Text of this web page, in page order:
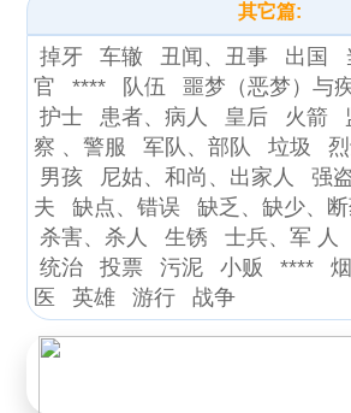
其它篇:
掉牙 车辙 丑闻、丑事 出国
官
**** 队伍 噩梦（恶梦）与
护士
患者、病人 皇后 火箭
察 、警服
军队、部队 垃圾
男孩
尼姑、和尚、出家人 强盗
夫
缺点、错误 缺乏、缺少、
杀害、杀人
生锈 士兵、军 人
统治
投票 污泥 小贩 **** 烟
医
英雄 游行 战争